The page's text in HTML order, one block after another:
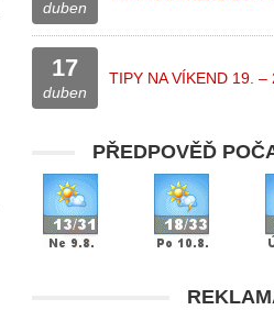
duben
17
duben
TIPY NA VÍKEND 19. –
PŘEDPOVĚĎ